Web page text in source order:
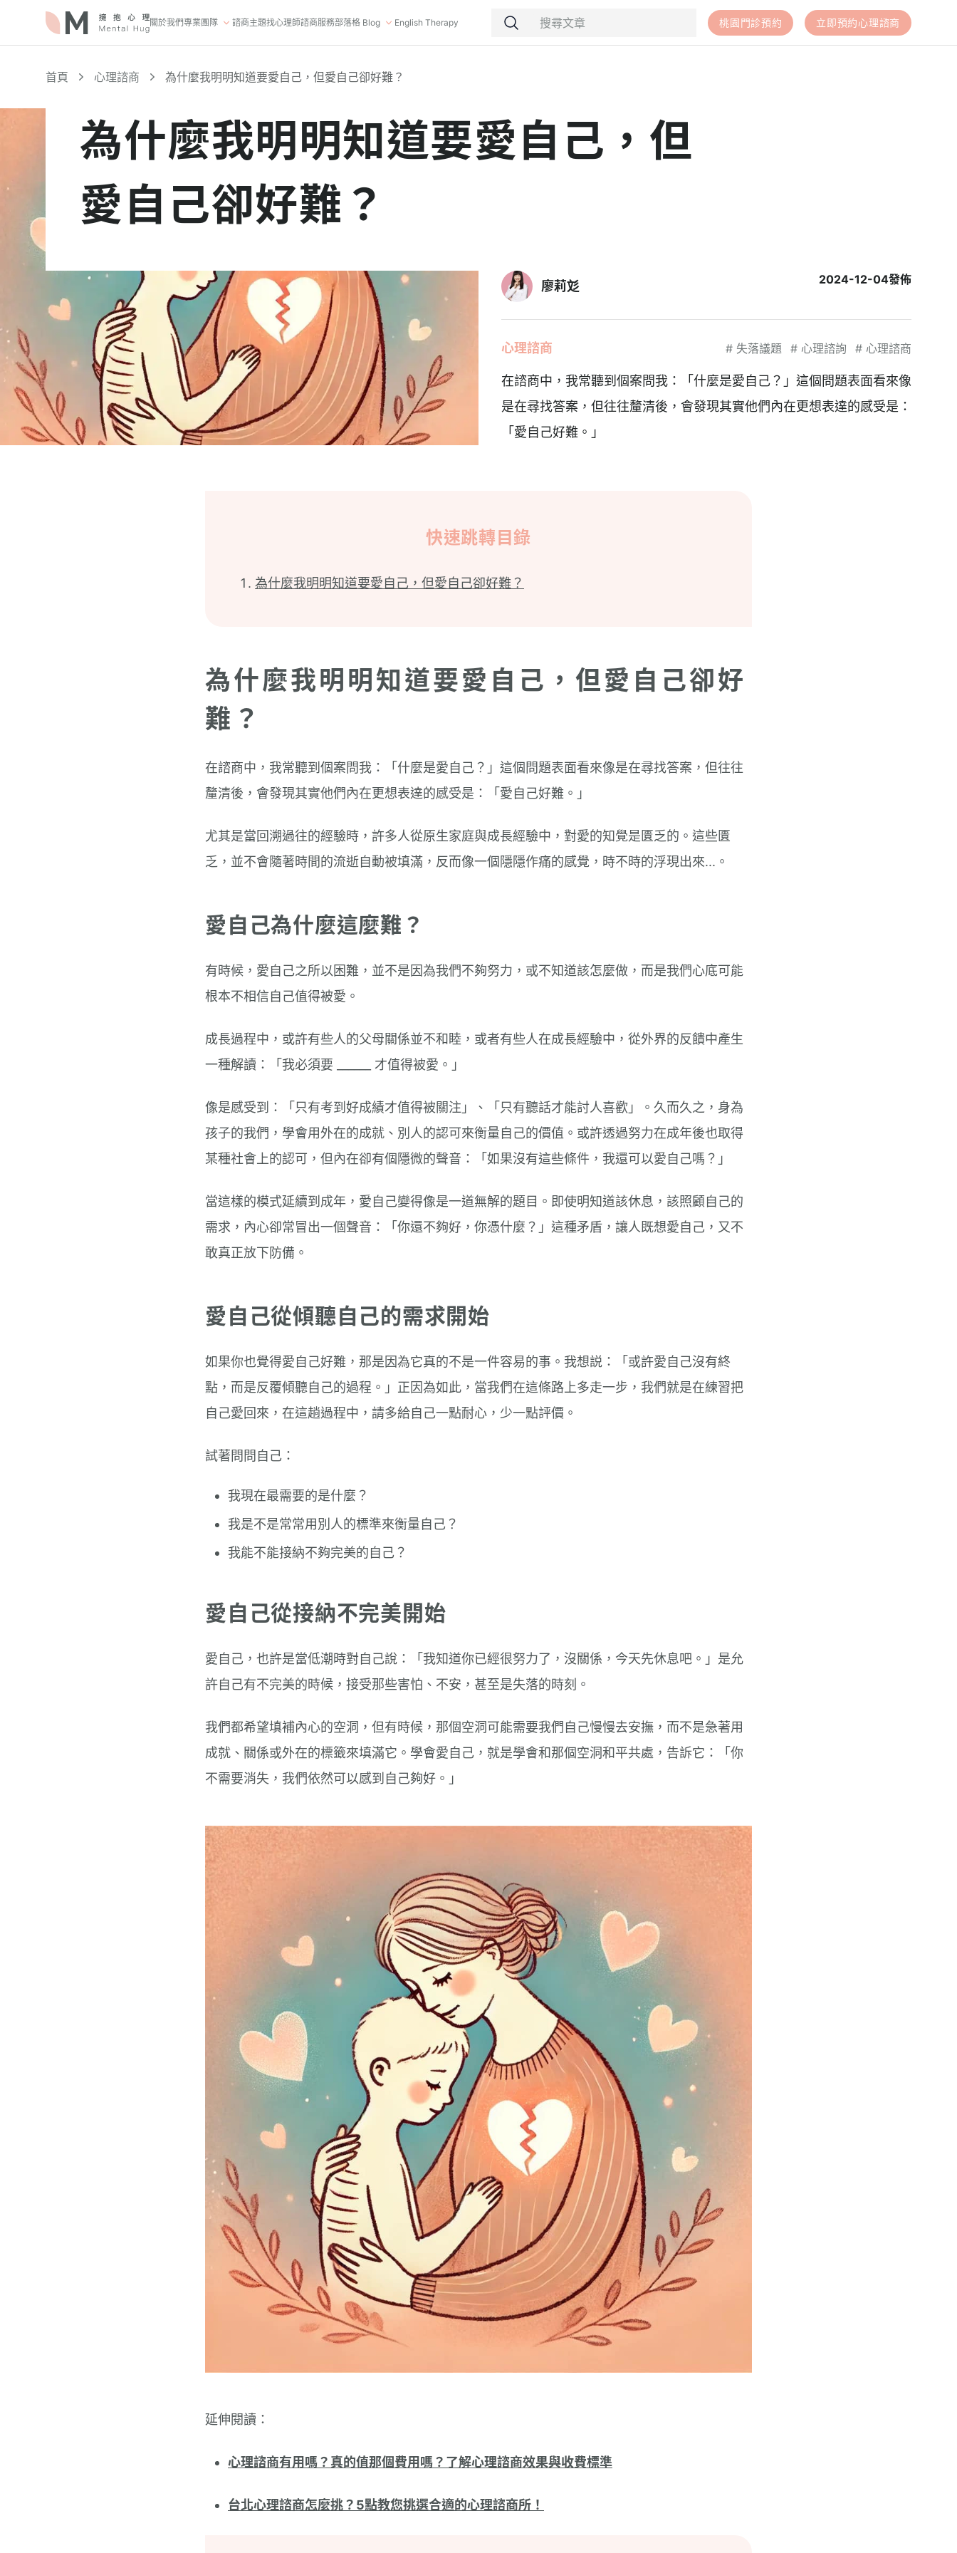
關於我們專業團隊 諮商主題找心理師諮商服務部落格 Blog English Therapy 桃園門診預約 立即預約心理諮商
首頁 心理諮商 為什麼我明明知道要愛自己，但愛自己卻好難？
為什麼我明明知道要愛自己，但
愛自己卻好難？
廖莉彣 2024-12-04發佈
心理諮商 # 失落議題 # 心理諮詢 # 心理諮商
在諮商中，我常聽到個案問我：「什麼是愛自己？」這個問題表面看來像
是在尋找答案，但往往釐清後，會發現其實他們內在更想表達的感受是：
「愛自己好難。」
快速跳轉目錄
為什麼我明明知道要愛自己，但愛自己卻好難？
為什麼我明明知道要愛自己，但愛自己卻好
難？
在諮商中，我常聽到個案問我：「什麼是愛自己？」這個問題表面看來像是在尋找答案，但往往
釐清後，會發現其實他們內在更想表達的感受是：「愛自己好難。」
尤其是當回溯過往的經驗時，許多人從原生家庭與成長經驗中，對愛的知覺是匱乏的。這些匱
乏，並不會隨著時間的流逝自動被填滿，反而像一個隱隱作痛的感覺，時不時的浮現出來...。
愛自己為什麼這麼難？
有時候，愛自己之所以困難，並不是因為我們不夠努力，或不知道該怎麼做，而是我們心底可能
根本不相信自己值得被愛。
成長過程中，或許有些人的父母關係並不和睦，或者有些人在成長經驗中，從外界的反饋中產生
一種解讀：「我必須要 ______ 才值得被愛。」
像是感受到：「只有考到好成績才值得被關注」、「只有聽話才能討人喜歡」。久而久之，身為
孩子的我們，學會用外在的成就、別人的認可來衡量自己的價值。或許透過努力在成年後也取得
某種社會上的認可，但內在卻有個隱微的聲音：「如果沒有這些條件，我還可以愛自己嗎？」
當這樣的模式延續到成年，愛自己變得像是一道無解的題目。即使明知道該休息，該照顧自己的
需求，內心卻常冒出一個聲音：「你還不夠好，你憑什麼？」這種矛盾，讓人既想愛自己，又不
敢真正放下防備。
愛自己從傾聽自己的需求開始
如果你也覺得愛自己好難，那是因為它真的不是一件容易的事。我想説：「或許愛自己沒有終
點，而是反覆傾聽自己的過程。」正因為如此，當我們在這條路上多走一步，我們就是在練習把
自己愛回來，在這趟過程中，請多給自己一點耐心，少一點評價。
試著問問自己：
我現在最需要的是什麼？
我是不是常常用別人的標準來衡量自己？
我能不能接納不夠完美的自己？
愛自己從接納不完美開始
愛自己，也許是當低潮時對自己說：「我知道你已經很努力了，沒關係，今天先休息吧。」是允
許自己有不完美的時候，接受那些害怕、不安，甚至是失落的時刻。
我們都希望填補內心的空洞，但有時候，那個空洞可能需要我們自己慢慢去安撫，而不是急著用
成就、關係或外在的標籤來填滿它。學會愛自己，就是學會和那個空洞和平共處，告訴它：「你
不需要消失，我們依然可以感到自己夠好。」
延伸閱讀：
心理諮商有用嗎？真的值那個費用嗎？了解心理諮商效果與收費標準
台北心理諮商怎麼挑？5點教您挑選合適的心理諮商所！